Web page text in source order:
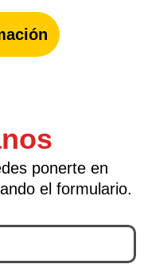
ponerte en
el formulario.